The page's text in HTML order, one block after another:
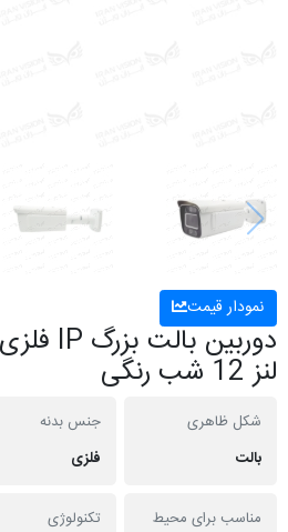
نمودار قیمت
لنز 12 شب رنگی
شکل ظاهری
بالت
جنس بدنه
فلزی
مناسب برای محیط
تکنولوژی